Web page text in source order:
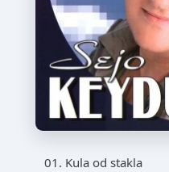
01. Kula od stakla